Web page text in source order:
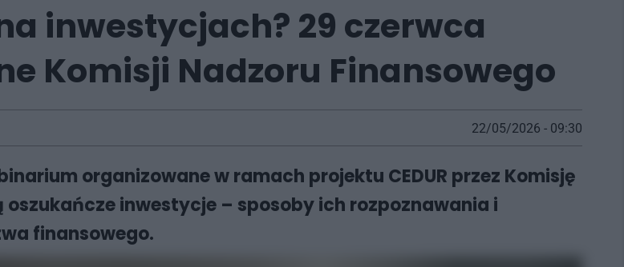
inwestycjach? 29 czerwca
Komisji Nadzoru Finansowego
22/05/2026 - 09:30
organizowane w ramach projektu CEDUR przez Komisję
inwestycje – sposoby ich rozpoznawania i
finansowego.